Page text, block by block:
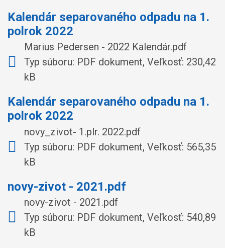
Kalendár separovaného odpadu na 1.
polrok 2022
Marius Pedersen - 2022 Kalendár.pdf
Typ súboru: PDF dokument, Veľkosť: 230,42
kB
Kalendár separovaného odpadu na 1.
polrok 2022
novy_zivot- 1.plr. 2022.pdf
Typ súboru: PDF dokument, Veľkosť: 565,35
kB
novy-zivot - 2021.pdf
novy-zivot - 2021.pdf
Typ súboru: PDF dokument, Veľkosť: 540,89
kB